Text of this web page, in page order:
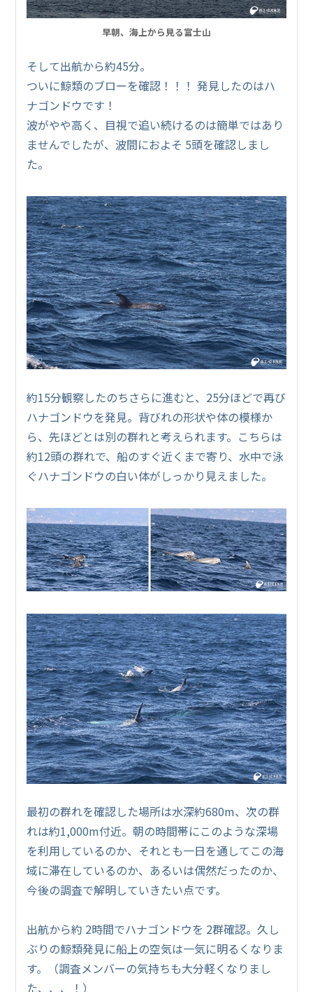
早朝、海上から見る富士山
そして出航から約45分。
ついに鯨類のブローを確認！！！ 発見したのはハ
ナゴンドウです！
波がやや高く、目視で追い続けるのは簡単ではあり
ませんでしたが、波間におよそ 5頭を確認しまし
た。
約15分観察したのちさらに進むと、25分ほどで再び
ハナゴンドウを発見。背びれの形状や体の模様か
ら、先ほどとは別の群れと考えられます。こちらは
約12頭の群れで、船のすぐ近くまで寄り、水中で泳
ぐハナゴンドウの白い体がしっかり見えました。
最初の群れを確認した場所は水深約680m、次の群
れは約1,000m付近。朝の時間帯にこのような深場
を利用しているのか、それとも一日を通してこの海
域に滞在しているのか、あるいは偶然だったのか、
今後の調査で解明していきたい点です。
出航から約 2時間でハナゴンドウを 2群確認。久し
ぶりの鯨類発見に船上の空気は一気に明るくなりま
す。（調査メンバーの気持ちも大分軽くなりまし
た、、、！）